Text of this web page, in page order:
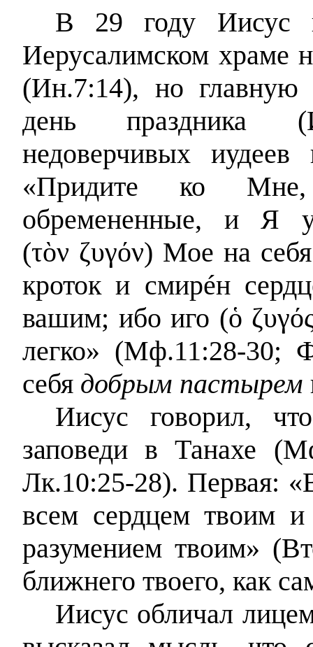
В 29 году Иисус
Иерусалимском храме
(Ин.7:14), но главную
день праздника
недоверчивых
«Придите ко
обремененные, и Я
(τὸν ζυγόν) Мое на
кроток и смирéн
вашим; ибо иго (ὁ
легко» (Мф.11:28-30;
себя добрым пастырем
Иисус говорил,
заповеди в Танахе
Лк.10:25-28). Первая:
всем сердцем твоим
разумением твоим»
ближнего твоего, как
Иисус обличал